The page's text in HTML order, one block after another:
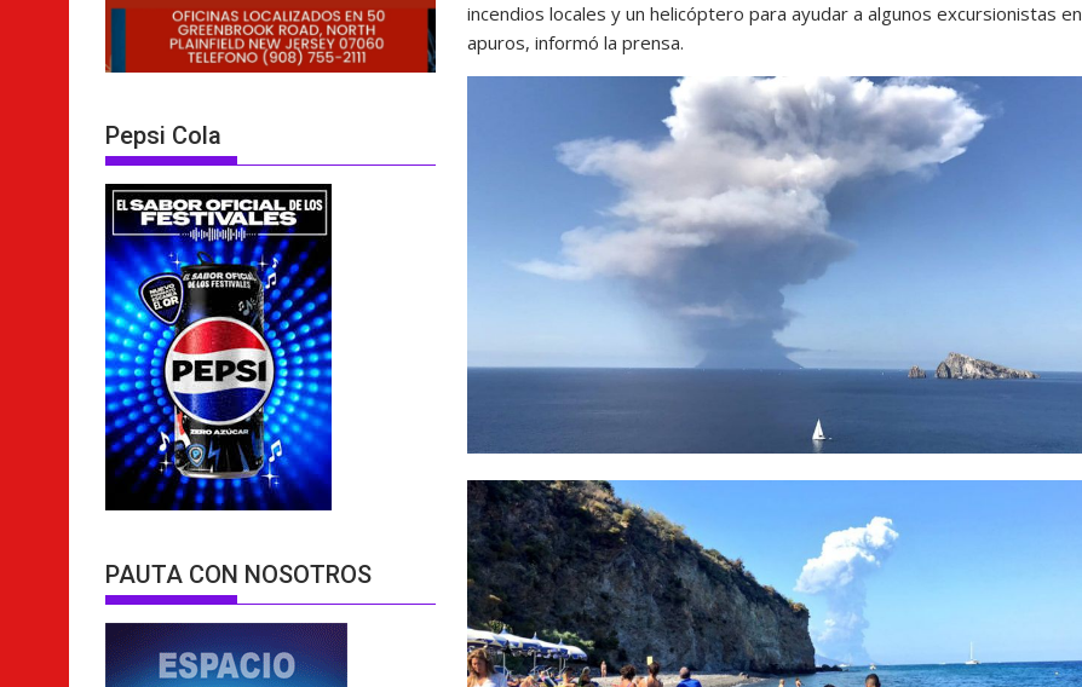
incendios locales y un helicóptero para ayudar a algunos excursionistas en
apuros, informó la prensa.
Pepsi Cola
PAUTA CON NOSOTROS